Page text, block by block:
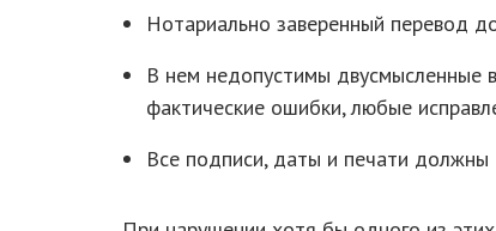
Нотариально заверенный перевод
В нем недопустимы двусмысленные
фактические ошибки, любые
Все подписи, даты и печати